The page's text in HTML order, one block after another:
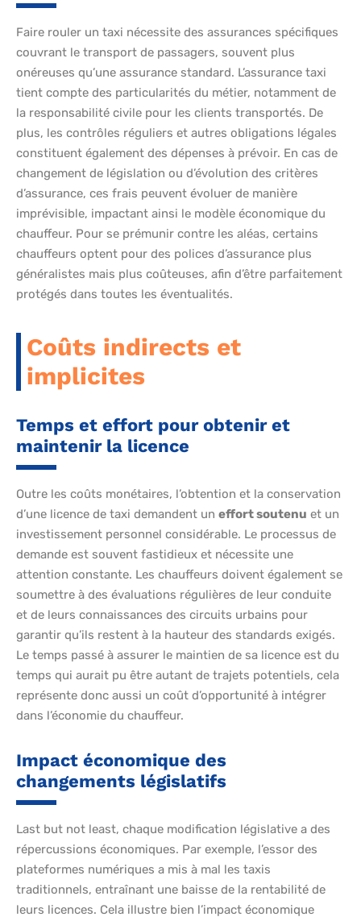
Faire rouler un taxi nécessite des assurances spécifiques
couvrant le transport de passagers, souvent plus
onéreuses qu’une assurance standard. L’assurance taxi
tient compte des particularités du métier, notamment de
la responsabilité civile pour les clients transportés. De
plus, les contrôles réguliers et autres obligations légales
constituent également des dépenses à prévoir. En cas de
changement de législation ou d’évolution des critères
d’assurance, ces frais peuvent évoluer de manière
imprévisible, impactant ainsi le modèle économique du
chauffeur. Pour se prémunir contre les aléas, certains
chauffeurs optent pour des polices d’assurance plus
généralistes mais plus coûteuses, afin d’être parfaitement
protégés dans toutes les éventualités.
Coûts indirects et
implicites
Temps et effort pour obtenir et
maintenir la licence
Outre les coûts monétaires, l’obtention et la conservation
d’une licence de taxi demandent un effort soutenu et un
investissement personnel considérable. Le processus de
demande est souvent fastidieux et nécessite une
attention constante. Les chauffeurs doivent également se
soumettre à des évaluations régulières de leur conduite
et de leurs connaissances des circuits urbains pour
garantir qu’ils restent à la hauteur des standards exigés.
Le temps passé à assurer le maintien de sa licence est du
temps qui aurait pu être autant de trajets potentiels, cela
représente donc aussi un coût d’opportunité à intégrer
dans l’économie du chauffeur.
Impact économique des
changements législatifs
Last but not least, chaque modification législative a des
répercussions économiques. Par exemple, l’essor des
plateformes numériques a mis à mal les taxis
traditionnels, entraînant une baisse de la rentabilité de
leurs licences. Cela illustre bien l’impact économique